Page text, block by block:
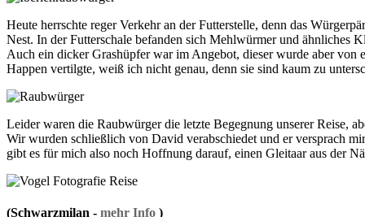
Heute herrschte reger Verkehr an der Futterstelle, denn das
Nest. In der Futterschale befanden sich Mehlwürmer und ähnliches
Auch ein dicker Grashüpfer war im Angebot, dieser wurde aber von
Happen vertilgte, weiß ich nicht genau, denn sie sind kaum zu
Leider waren die Raubwürger die letzte Begegnung unserer Reise,
Wir wurden schließlich von David verabschiedet und er versprach
gibt es für mich also noch Hoffnung darauf, einen Gleitaar aus der
(Schwarzmilan - mehr Info )